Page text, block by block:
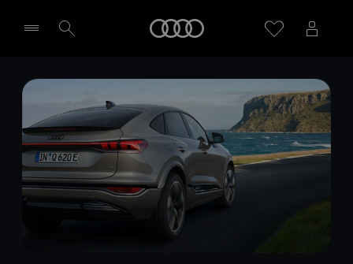
Händler wählen